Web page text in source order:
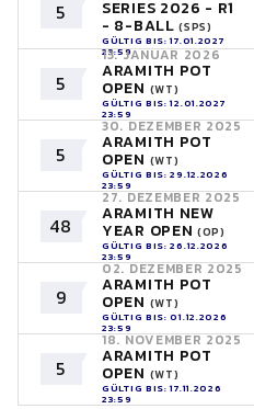
5 SERIES 2026 - R1
- 8-BALL(SPS)
GÜLTIG BIS: 17.01.2027
23:59
5
13. JANUAR 2026
ARAMITH POT
OPEN (WT)
GÜLTIG BIS: 12.01.2027
23:59
5
30. DEZEMBER 2025
ARAMITH POT
OPEN (WT)
GÜLTIG BIS: 29.12.2026
23:59
48
27. DEZEMBER 2025
ARAMITH NEW
YEAR OPEN (OP)
GÜLTIG BIS: 26.12.2026
23:59
9
02. DEZEMBER 2025
ARAMITH POT
OPEN (WT)
GÜLTIG BIS: 01.12.2026
23:59
5
18. NOVEMBER 2025
ARAMITH POT
OPEN (WT)
GÜLTIG BIS: 17.11.2026
23:59